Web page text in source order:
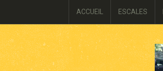
ACCUEIL ESCALES